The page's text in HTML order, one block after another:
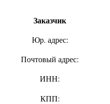
Заказчик
Юр. адрес:
Почтовый адрес:
ИНН:
КПП: